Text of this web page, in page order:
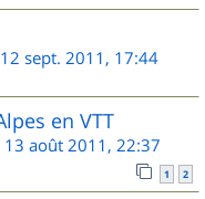
12 sept. 2011, 17:44
en VTT
13 août 2011, 22:37
1 2